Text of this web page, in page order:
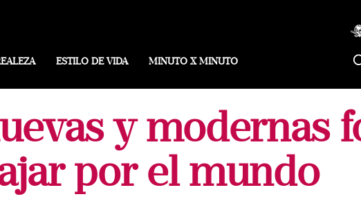
ESTILO DE VIDA MINUTO X MINUTO
y modernas
por el mundo